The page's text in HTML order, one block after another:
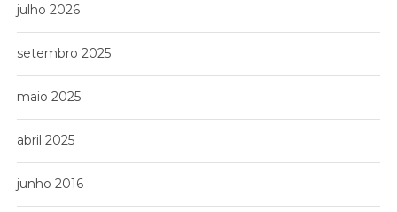
julho 2026
setembro 2025
maio 2025
abril 2025
junho 2016